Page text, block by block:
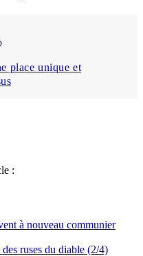
place unique et
:
à nouveau communier
ruses du diable (2/4)